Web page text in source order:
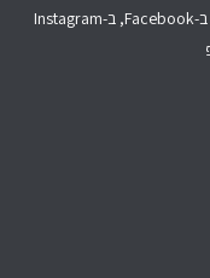
ופתוחה בהתאם לשעות שמתעדכנות מידי שבוע ב-Facebook, ב-Instagram